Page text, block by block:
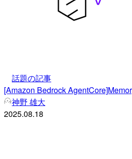
話題の記事
[Amazon Bedrock
神野 雄大
2025.08.18